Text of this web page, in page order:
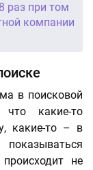
раз при том
компании
в поисковой
какие-то
какие-то – в
не